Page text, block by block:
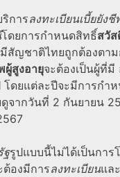
การลงทะเบียนเบี้ยยัง
โดยการกำหนดสิทธิ์สวัส
มีสัญชาติไทยถูกต้องตา
ผู้สูงอายุจะต้องเป็นผู้ที่มี
ดยแต่ละปีจะมีการกำ
จากวันที่ 2 กันยายน
ฐรูปแบบนี้ไม่ได้เป็นการ
องมีการลงทะเบียนแล